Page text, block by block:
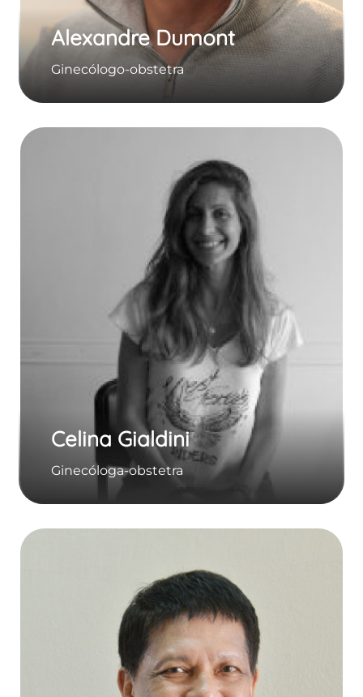
Alexandre Dumont
Ginecólogo-obstetra
Celina Gialdini
Ginecóloga-obstetra